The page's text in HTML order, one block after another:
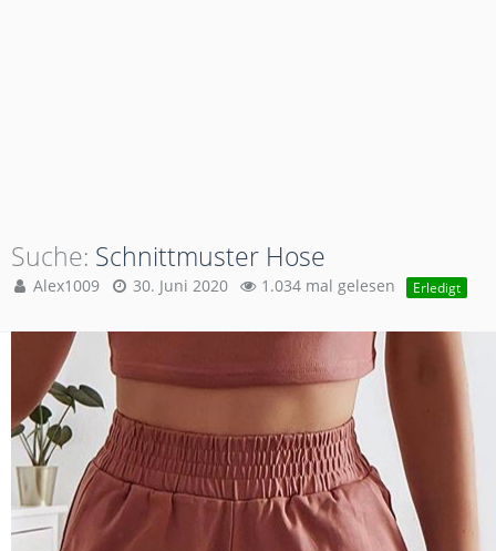
Suche Schnittmuster Hose
Alex1009 30. Juni 2020 1.034 mal gelesen Erledigt